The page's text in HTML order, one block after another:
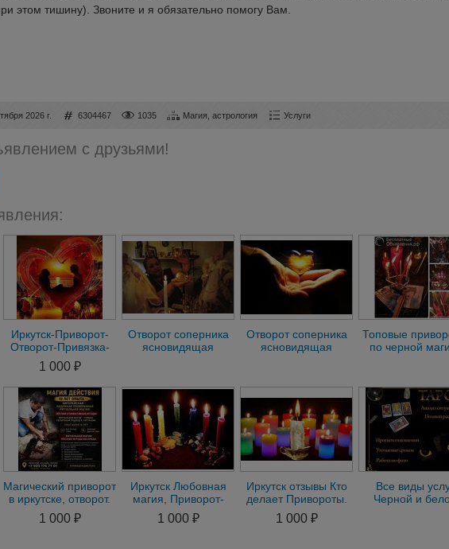
этом тишину). Звоните и я обязательно помогу Вам.
2026 г. 6304467 1035 Магия, астрология Услуги
с друзьями!
Иркутск-Приворот-
Отворот-Привязка-
Присушка-Гадание-
Магия
1 000 ₽
Отворот соперника
ясновидящая
Отворот соперника
ясновидящая
Топовые
по черной
Магический приворот
в иркутске, отворот.
привязка, любовная
магия
1 000 ₽
Иркутск Любовная
магия, Приворот-
Отворот-Привязка-
Присушка-Гадание
1 000 ₽
Иркутск отзывы Кто
делает Привороты.
Отвороты. Гадание.
Магия
1 000 ₽
Все виды
Черной и